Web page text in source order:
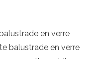
en verre
balustrade en verre